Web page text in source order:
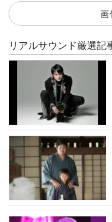
画
リアルサウンド厳選記